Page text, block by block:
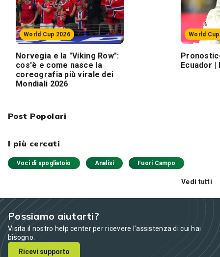
Post Popolari
I più cercati
Voci di spogliatoio Analisi Fuori Campo
Vedi tutti
World Cup 2026
Norvegia e la "Viking Row":
cos'è e come nasce la
coreografia più virale dei
Mondiali 2026
World
Ecuador |
Possiamo aiutarti?
Visita il nostro help center per ricevere l’assistenza di cui hai
bisogno.
Ricevi supporto